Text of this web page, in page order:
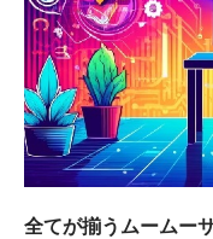
全てが揃うムームー